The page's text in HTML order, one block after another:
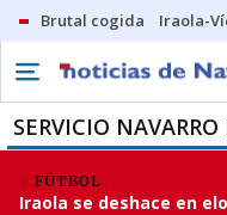
Brutal cogida Iraola-
SERVICIO
FÚTBOL
Iraola se deshace en